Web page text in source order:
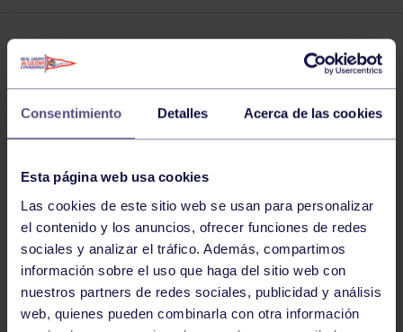
Consentimiento Detalles Acerca de las cookies
Esta página web usa cookies
Las cookies de este sitio web se usan para personalizar
el contenido y los anuncios, ofrecer funciones de redes
sociales y analizar el tráfico. Además, compartimos
información sobre el uso que haga del sitio web con
nuestros partners de redes sociales, publicidad y análisis
web, quienes pueden combinarla con otra información
Comparte
NOTICIAS RELACIONADAS